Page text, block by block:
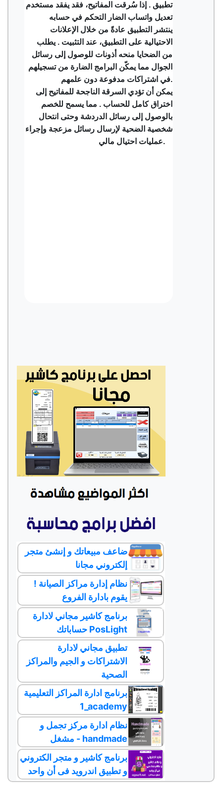
تطبيق . إذا سُرقت المفاتيح، فقد يفقد مستخدم
تعديل واتساب الضار التحكم في حسابه
ينتشر التطبيق عادةً من خلال الإعلانات
الاحتيالية على التطبيق، عند التثبيت . يطلب
من الضحايا منحه أذونات للوصول إلى رسائل
الجوال مما يمكّن البرامج الضارة من تسجيلهم
في اشتراكات مدفوعة دون علمهم.
يمكن أن تؤدي السرقة الناجحة للمفاتيح إلى
اختراق كامل للحساب . مما يسمح للخصم
بالوصول إلى رسائل الدردشة وحتى انتحال
شخصية الضحية لإرسال رسائل مزعجة وإجراء
عمليات احتيال مالي.
ضاعف مبيعاتك و إنشئ متجر
إلكتروني مجانا
نظام إدارة مراكز الصيانة !
يقوم بادارة الفروع
برنامج كاشير مجاني لادارة
حساباتك PosLight
تطبيق مجاني لادارة
الاشتراكات و الجيم والمراكز
الصحية
برنامج ادارة المراكز التعليمية
1_academy
نظام ادارة مركز تجمل و
مشغل - handmade
برنامج كاشير و متجر الكتروني
و تطبيق اندرويد فى أن واحد